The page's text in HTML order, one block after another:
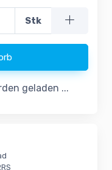
Stk
geladen ...